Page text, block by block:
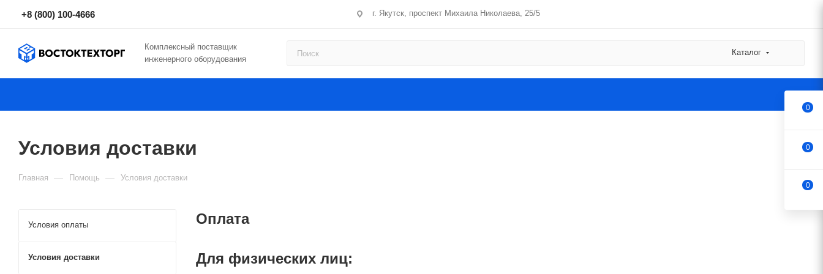
+8 (800) 100-4666 г. Якутск, проспект Михаила Николаева, 25/5
Комплексный поставщик
инженерного оборудования
Каталог
Условия доставки
Главная — Помощь — Условия доставки
Оплата
Для физических лиц:
Условия оплаты
Условия доставки
0
0
0